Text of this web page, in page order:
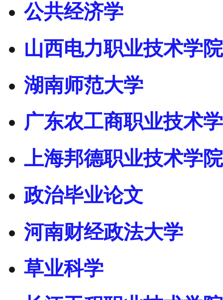
公共经济学
山西电力职业技术学院
湖南师范大学
广东农工商职业技术
上海邦德职业技术学院
政治毕业论文
河南财经政法大学
草业科学